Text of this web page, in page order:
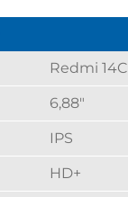
Redmi 14C
6,88"
IPS
HD+